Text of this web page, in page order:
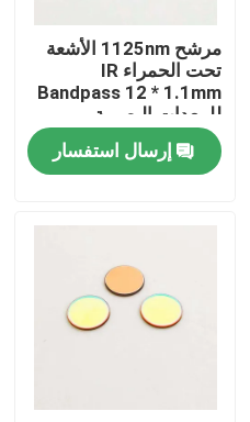
مرشح 1125nm الأشعة
تحت الحمراء IR
Bandpass 12 * 1.1mm
للمعدات البصرية
إرسال استفسار